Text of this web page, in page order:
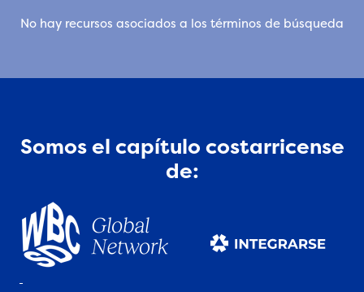
No hay recursos asociados a los términos de búsqueda
Somos el capítulo costarricense
de: